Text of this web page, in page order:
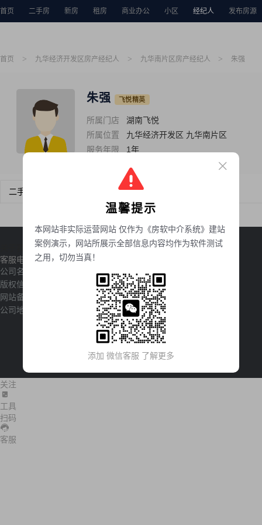
首页 二手房 新房 租房 商业办公 小区 经纪人 发布房源
首页 > 九华经济开发区房产经纪人 > 九华南片区房产经纪人 > 朱强
朱强 飞悦精英
所属门店
湖南飞悦
所属位置
九华经济开发区 九华南片区
服务年限
1年
二手房
联系我们
隐私声明
客服电话：18673209922
公司名称：湖南飞悦营销策划有限公司
版权信息：
网站备案：
湘ICP备2023027494号
公司地址：湖南省湘潭市九华经开区开源路锴鑫铭城12号门面
关注
工具
扫码
客服
温馨提示
本网站非实际运营网站 仅作为《房软中介系统》建站
案例演示，网站所展示全部信息内容均作为软件测试
之用，切勿当真！
添加 微信客服 了解更多